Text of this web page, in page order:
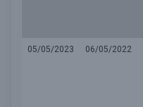
05/05/2023 06/05/2022